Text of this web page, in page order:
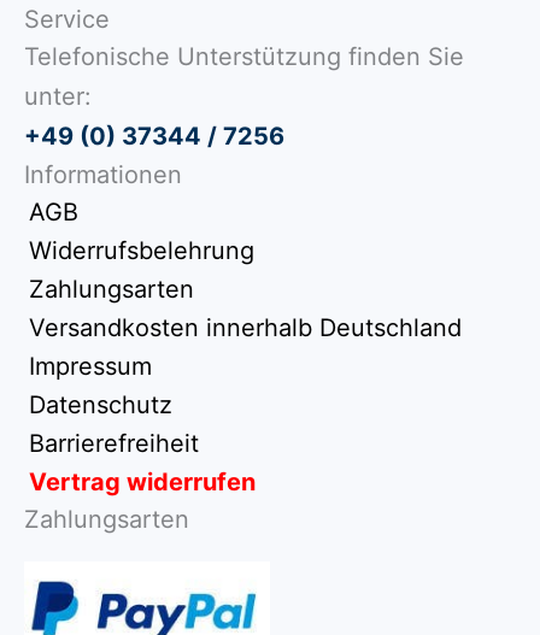
Service
Telefonische Unterstützung finden Sie
unter:
+49 (0) 37344 / 7256
Informationen
AGB
Widerrufsbelehrung
Zahlungsarten
Versandkosten innerhalb Deutschland
Impressum
Datenschutz
Barrierefreiheit
Vertrag widerrufen
Zahlungsarten